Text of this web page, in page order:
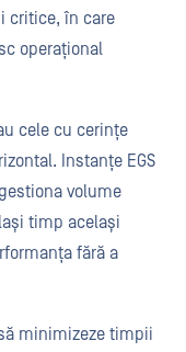
critice, în care
operațional
cele cu cerințe
Instanțe EGS
volume
timp același
fără a
minimizeze timpii